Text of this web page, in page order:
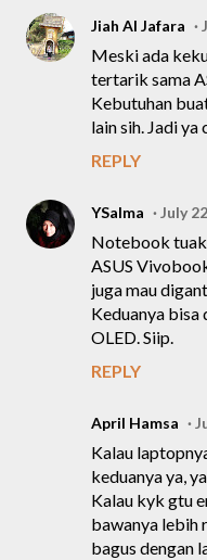
Jiah Al Jafara
Meski ada
tertarik sama
Kebutuhan
lain sih. Jadi
REPLY
YSalma July
Notebook
ASUS
juga mau
Keduanya
OLED. Siip.
REPLY
April Hamsa
Kalau
keduanya ya,
Kalau kyk gtu
bawanya lebih
bagus dengan